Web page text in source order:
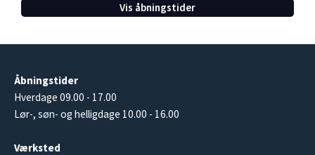
Vis åbningstider
Åbningstider
Hverdage 09.00 - 17.00
Lør-, søn- og helligdage 10.00 - 16.00
Værksted